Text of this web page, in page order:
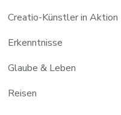
Creatio-Künstler in Aktion
Erkenntnisse
Glaube & Leben
Reisen